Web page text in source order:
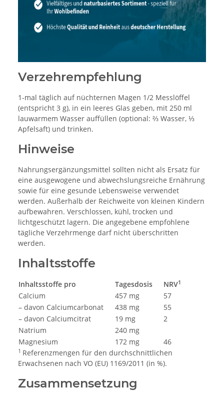
Verzehrempfehlung
1-mal täglich auf nüchternen Magen 1/2 Messlöffel
(entspricht 3 g), in ein leeres Glas geben, mit 250 ml
lauwarmem Wasser auffüllen (optional: ⅔ Wasser, ⅓
Apfelsaft) und trinken.
Hinweise
Nahrungsergänzungsmittel sollten nicht als Ersatz für
eine ausgewogene und abwechslungsreiche Ernährung
sowie für eine gesunde Lebensweise verwendet
werden. Außerhalb der Reichweite von kleinen Kindern
aufbewahren. Verschlossen, kühl, trocken und
lichtgeschützt lagern. Die angegebene empfohlene
tägliche Verzehrmenge darf nicht überschritten
werden.
Inhaltsstoffe
Inhaltsstoffe pro Tagesdosis NRV1
Calcium 457 mg
57
– davon Calciumcarbonat
438 mg
55
– davon Calciumcitrat
19 mg
2
Natrium
240 mg
Magnesium
172 mg 46
1 Referenzmengen für den durchschnittlichen
Erwachsenen nach VO (EU) 1169/2011 (in %).
Zusammensetzung